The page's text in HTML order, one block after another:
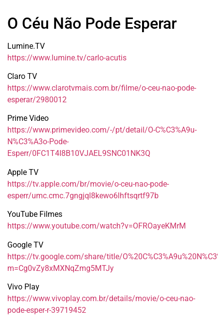
O Céu Não Pode Esperar
Lumine.TV
https://www.lumine.tv/carlo-acutis
Claro TV
https://www.clarotvmais.com.br/filme/o-ceu-nao-pode-
esperar/2980012
Prime Video
https://www.primevideo.com/-/pt/detail/O-C%C3%A9u-
N%C3%A3o-Pode-
Esperr/0FC1T4I8B10VJAEL9SNC01NK3Q
Apple TV
https://tv.apple.com/br/movie/o-ceu-nao-pode-
esperr/umc.cmc.7gngjql8kewo6lhftsqrtf97b
YouTube Filmes
https://www.youtube.com/watch?v=OFROayeKMrM
Google TV
https://tv.google.com/share/title/
m=Cg0vZy8xMXNqZmg5MTJy
Vivo Play
https://www.vivoplay.com.br/details/movie/o-ceu-nao-
pode-esper-r-39719452